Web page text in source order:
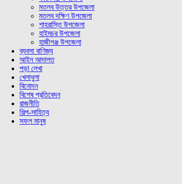
মতলব উত্তর উপজেলা
মতলব দক্ষিণ উপজেলা
শাহরাস্তি উপজেলা
হাইমচর উপজেলা
হাজীগঞ্জ উপজেলা
ব্যবসা বাণিজ্য
আইন আদালত
পড়া লেখা
খেলাধুলা
বিনোদন
বিশেষ প্রতিবেদন
রাজনীতি
শিল্প-সাহিত্য
সফল মানুষ